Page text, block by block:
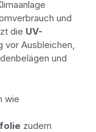
und
die UV-
vor Ausbleichen,
und
wie
zudem